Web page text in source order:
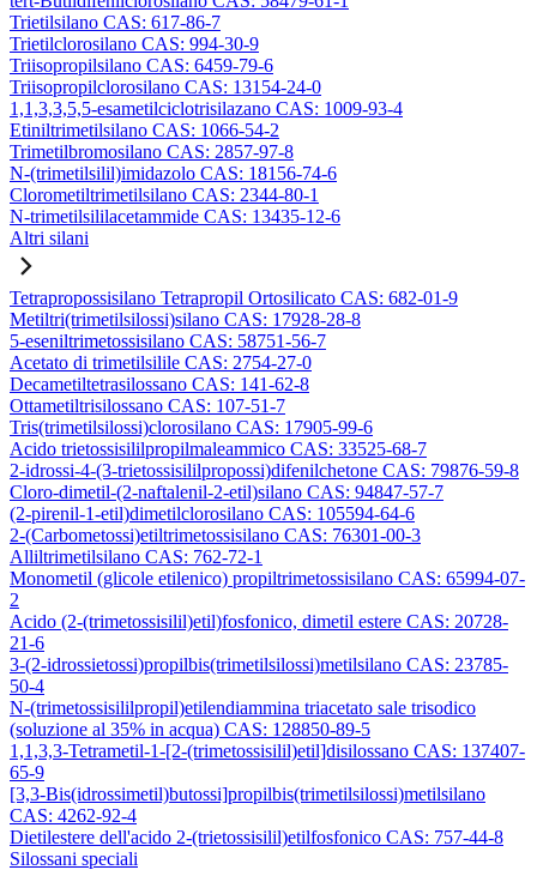
Trietilsilano CAS: 617-86-7
Trietilclorosilano CAS: 994-30-9
Triisopropilsilano CAS: 6459-79-6
Triisopropilclorosilano CAS: 13154-24-0
1,1,3,3,5,5-esametilciclotrisilazano CAS: 1009-93-4
Etiniltrimetilsilano CAS: 1066-54-2
Trimetilbromosilano CAS: 2857-97-8
N-(trimetilsilil)imidazolo CAS: 18156-74-6
Clorometiltrimetilsilano CAS: 2344-80-1
N-trimetilsililacetammide CAS: 13435-12-6
Altri silani
Tetrapropossisilano Tetrapropil Ortosilicato CAS: 682-01-9
Metiltri(trimetilsilossi)silano CAS: 17928-28-8
5-eseniltrimetossisilano CAS: 58751-56-7
Acetato di trimetilsilile CAS: 2754-27-0
Decametiltetrasilossano CAS: 141-62-8
Ottametiltrisilossano CAS: 107-51-7
Tris(trimetilsilossi)clorosilano CAS: 17905-99-6
Acido trietossisililpropilmaleammico CAS: 33525-68-7
2-idrossi-4-(3-trietossisililpropossi)difenilchetone CAS: 79876-59-8
Cloro-dimetil-(2-naftalenil-2-etil)silano CAS: 94847-57-7
(2-pirenil-1-etil)dimetilclorosilano CAS: 105594-64-6
2-(Carbometossi)etiltrimetossisilano CAS: 76301-00-3
Alliltrimetilsilano CAS: 762-72-1
Monometil (glicole etilenico) propiltrimetossisilano CAS: 65994-07-
2
Acido (2-(trimetossisilil)etil)fosfonico, dimetil estere CAS: 20728-
21-6
3-(2-idrossietossi)propilbis(trimetilsilossi)metilsilano CAS: 23785-
50-4
N-(trimetossisililpropil)etilendiammina triacetato sale trisodico
(soluzione al 35% in acqua) CAS: 128850-89-5
1,1,3,3-Tetrametil-1-[2-(trimetossisilil)etil]disilossano CAS: 137407-
65-9
[3,3-Bis(idrossimetil)butossi]propilbis(trimetilsilossi)metilsilano
CAS: 4262-92-4
Dietilestere dell'acido 2-(trietossisilil)etilfosfonico CAS: 757-44-8
Silossani speciali